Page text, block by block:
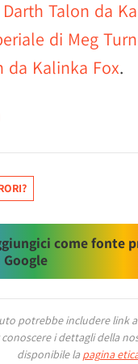
Darth Talon da
di Meg
da Kalinka Fox.
come fonte
Google
potrebbe includere link
conoscere i dettagli della
disponibile la pagina